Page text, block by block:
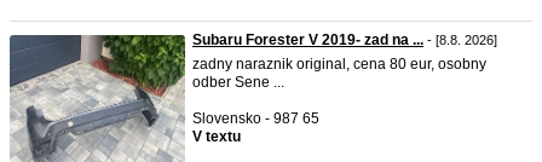
Subaru Forester V 2019- zad na ... - [8.8. 2026]
zadny naraznik original, cena 80 eur, osobny
odber Sene ...
Slovensko - 987 65
V textu